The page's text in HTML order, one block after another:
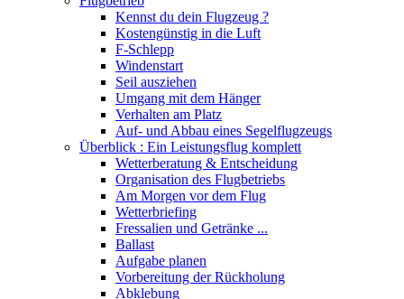
Kennst du dein Flugzeug ?
Kostengünstig in die Luft
F-Schlepp
Windenstart
Seil ausziehen
Umgang mit dem Hänger
Verhalten am Platz
Auf- und Abbau eines Segelflugzeugs
Überblick : Ein Leistungsflug komplett
Wetterberatung & Entscheidung
Organisation des Flugbetriebs
Am Morgen vor dem Flug
Wetterbriefing
Fressalien und Getränke ...
Ballast
Aufgabe planen
Vorbereitung der Rückholung
Abklebung